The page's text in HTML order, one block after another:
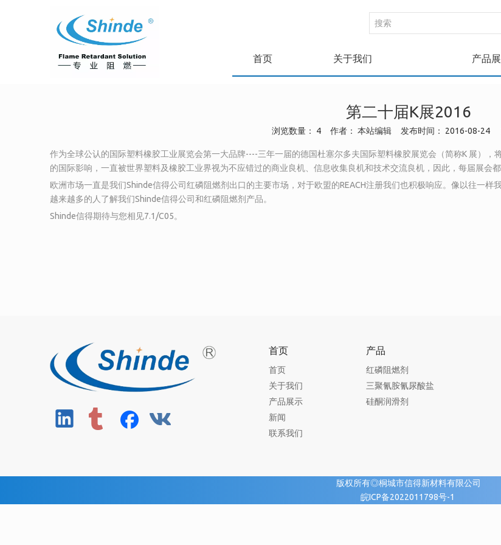
首页 关于我们 产品
第二十届K展2016
浏览数量： 4 作者： 本站编辑 发布时间： 2016-08-24
作为全球公认的国际塑料橡胶工业展览会第一大品牌----三年一届的德国杜塞尔多夫国际塑料橡胶展览会（简称K 展）
的国际影响，一直被世界塑料及橡胶工业界视为不应错过的商业良机、信息收集良机和技术交流良机，因此，每届展会
欧洲市场一直是我们Shinde信得公司红磷阻燃剂出口的主要市场，对于欧盟的REACH注册我们也积极响应。像以往一
越来越多的人了解我们Shinde信得公司和红磷阻燃剂产品。
Shinde信得期待与您相见7.1/C05。
首页
首页
关于我们
产品展示
新闻
联系我们
产品
红磷阻燃剂
三聚氰胺氰尿酸盐
硅酮润滑剂
版权所有◎桐城市信得新材料有限公司
皖ICP备2022011798号-1